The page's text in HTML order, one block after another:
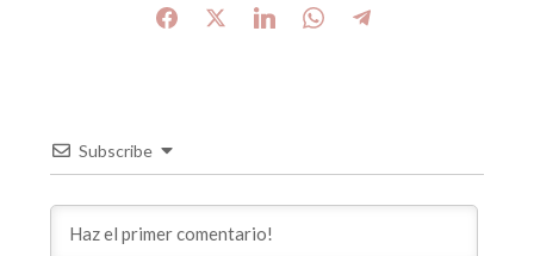
Subscribe